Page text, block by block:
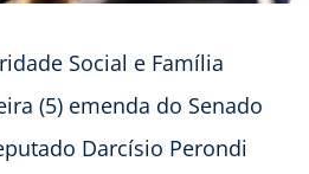
Social e Família
(5) emenda do Senado
Darcísio Perondi